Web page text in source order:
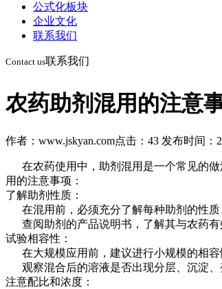
农药助剂混用的注意
作者：www.jskyan.com点击：43 发布时间：
在农药使用中，助剂混用是一个常见的做
用的注意事项：
了解助剂性质：
在混用前，必须充分了解每种助剂的性质
查阅助剂的产品说明书，了解其与农药有
试验相容性：
在大规模应用前，建议进行小规模的相容
观察混合后的溶液是否出现分层、沉淀、
注意配比和浓度：
公式化板块
企业文化
联系我们
Contact us联系我们